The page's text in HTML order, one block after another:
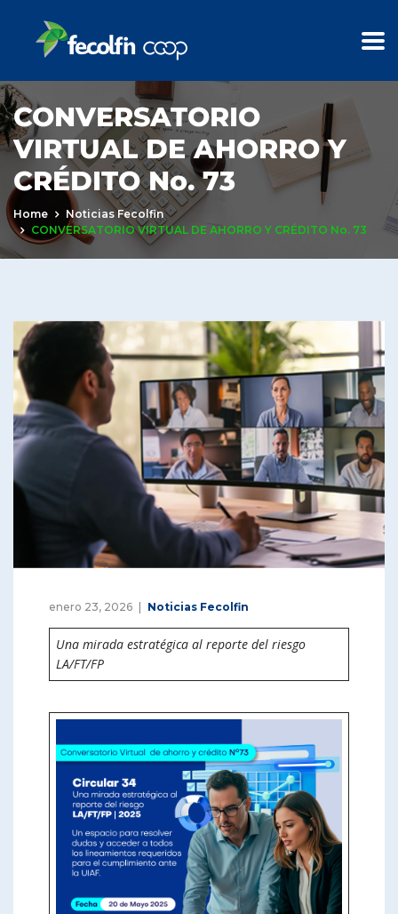
CONVERSATORIO
VIRTUAL DE AHORRO Y
CRÉDITO No. 73
Home
Noticias Fecolfin
CONVERSATORIO VIRTUAL DE AHORRO Y CRÉDITO No. 73
enero 23, 2026 Noticias Fecolfin
Una mirada estratégica al reporte del riesgo
LA/FT/FP